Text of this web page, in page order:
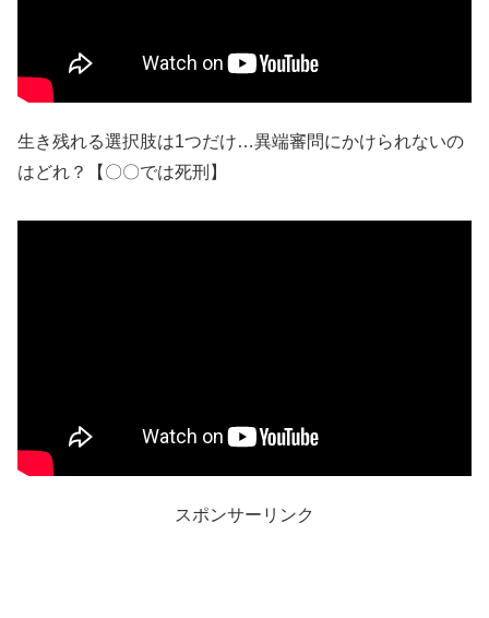
生き残れる選択肢は1つだけ…異端審問にかけられないの
はどれ？【〇〇では死刑】
スポンサーリンク